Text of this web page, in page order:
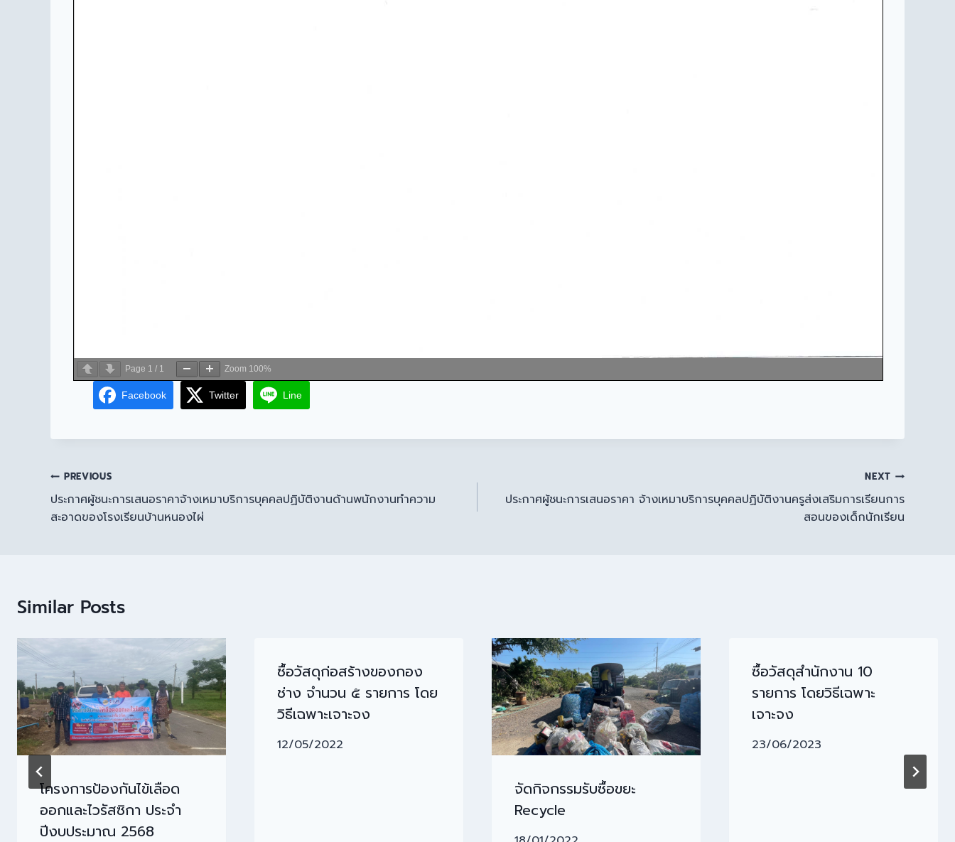
Page 1 / 1 Zoom 100%
Facebook Twitter Line
PREVIOUS
ประกาศผู้ชนะการเสนอราคาจ้างเหมาบริการบุคคลปฏิบัติงานด้านพนักงานทำความ
สะอาดของโรงเรียนบ้านหนองไผ่
NEXT
ประกาศผู้ชนะการเสนอราคา จ้างเหมาบริการบุคคลปฏิบัติงานครูส่งเสริมการเรียนการ
สอนของเด็กนักเรียน
Similar Posts
โครงการป้องกันไข้เลือด
ออกและไวรัสซิกา ประจำ
ปีงบประมาณ 2568
ซื้อวัสดุก่อสร้างของกอง
ช่าง จำนวน ๕ รายการ โดย
วิธีเฉพาะเจาะจง
12/05/2022
จัดกิจกรรมรับซื้อขยะ
Recycle
ซื้อวัสดุสำนักงาน 10
รายการ โดยวิธีเฉพาะ
เจาะจง
23/06/2023